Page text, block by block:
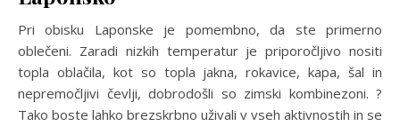
Pri obisku Laponske je pomembno, da ste primerno
oblečeni. Zaradi nizkih temperatur je priporočljivo nositi
topla oblačila, kot so topla jakna, rokavice, kapa, šal in
nepremočljivi čevlji, dobrodošli so zimski kombinezoni. ?
Tako boste lahko brezskrbno uživali v vseh aktivnostih in se